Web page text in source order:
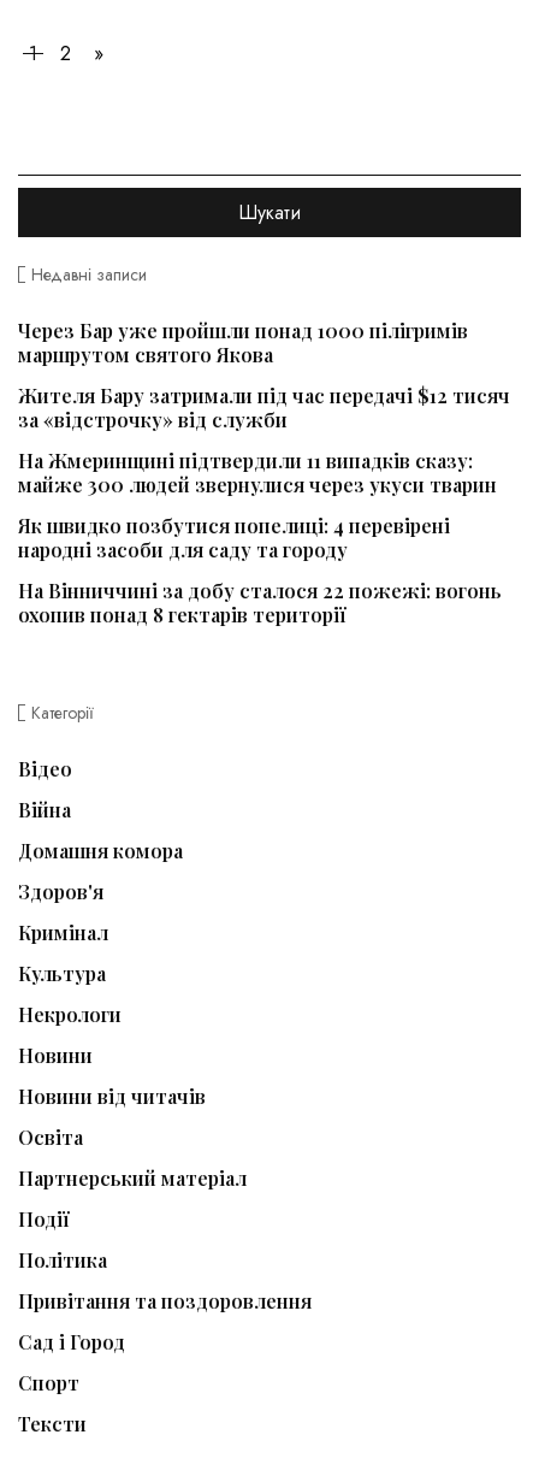
1 2 »
Недавні записи
Через Бар уже пройшли понад 1000 пілігримів
маршрутом святого Якова
Жителя Бару затримали під час передачі $12 тисяч
за «відстрочку» від служби
На Жмеринщині підтвердили 11 випадків сказу:
майже 300 людей звернулися через укуси тварин
Як швидко позбутися попелиці: 4 перевірені
народні засоби для саду та городу
На Вінниччині за добу сталося 22 пожежі: вогонь
охопив понад 8 гектарів території
Категорії
Відео
Війна
Домашня комора
Здоров'я
Кримінал
Культура
Некрологи
Новини
Новини від читачів
Освіта
Партнерський матеріал
Події
Політика
Привітання та поздоровлення
Сад і Город
Спорт
Тексти